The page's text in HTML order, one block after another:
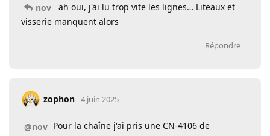
nov
ah oui, j'ai lu trop vite les lignes… Liteaux et
visserie manquent alors
Répondre
zophon 4 juin 2025
@nov Pour la chaîne j'ai pris une CN-4106 de